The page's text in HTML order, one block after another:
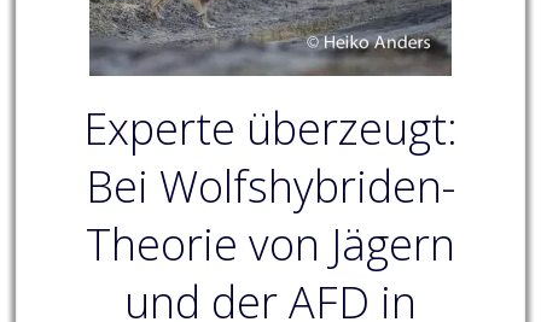
Experte überzeugt:
Bei Wolfshybriden-
Theorie von Jägern
und der AFD in